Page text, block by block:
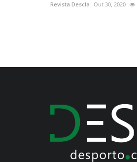
Revista Descla Out 30, 2020